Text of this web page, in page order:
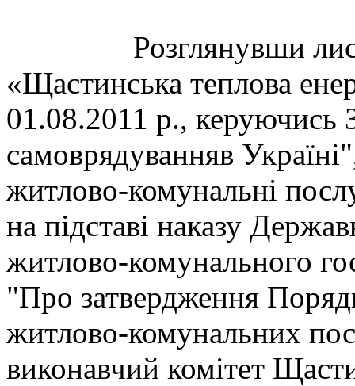
Розглянувши лист
«Щастинська теплова
01.08.2011 р., керуючись
самоврядуванняв
житлово-комунальні
на підставі наказу
житлово-комунального
"Про затвердження
житлово-комунальних
виконавчий комітет